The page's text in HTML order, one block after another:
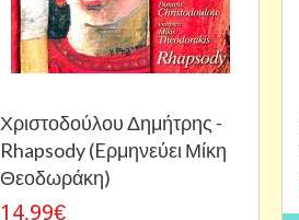
Χριστοδούλου Δημήτρης -
Rhapsody (Eρμηνεύει Μίκη
Θεοδωράκη)
14,99€